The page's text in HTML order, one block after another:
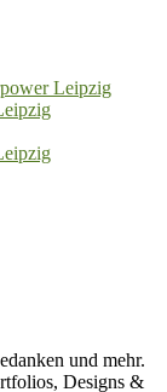
Leipzig
und mehr.
Designs &